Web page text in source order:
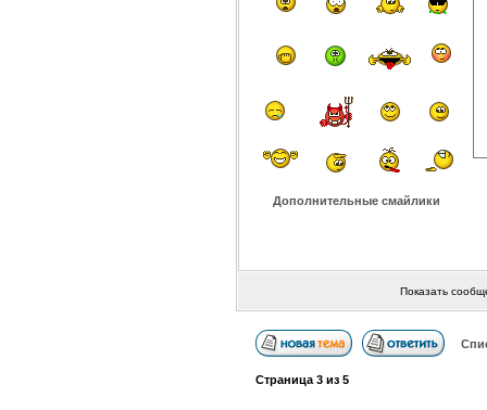
Дополнительные смайлики
Показать
Страница 3из 5